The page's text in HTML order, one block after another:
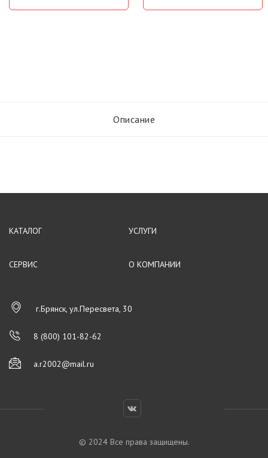
Описание
КАТАЛОГ УСЛУГИ
СЕРВИС О КОМПАНИИ
г.Брянск, ул.Пересвета, 30
8 (800) 101-82-62
a.r2002@mail.ru
© 2024 Все права защищены.